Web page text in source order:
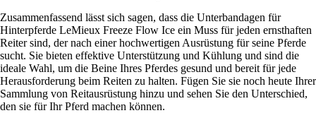
Zusammenfassend lässt sich sagen, dass die Unterbandagen für
Hinterpferde LeMieux Freeze Flow Ice ein Muss für jeden ernsthaften
Reiter sind, der nach einer hochwertigen Ausrüstung für seine Pferde
sucht. Sie bieten effektive Unterstützung und Kühlung und sind die
ideale Wahl, um die Beine Ihres Pferdes gesund und bereit für jede
Herausforderung beim Reiten zu halten. Fügen Sie sie noch heute Ihrer
Sammlung von Reitausrüstung hinzu und sehen Sie den Unterschied,
den sie für Ihr Pferd machen können.